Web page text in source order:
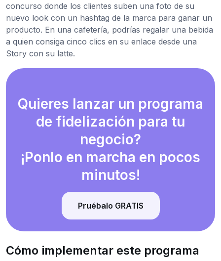
concurso donde los clientes suben una foto de su
nuevo look con un hashtag de la marca para ganar un
producto. En una cafetería, podrías regalar una bebida
a quien consiga cinco clics en su enlace desde una
Story con su latte.
Quieres lanzar un programa
de fidelización para tu
negocio?
¡Ponlo en marcha en pocos
minutos!
Pruébalo GRATIS
Cómo implementar este programa